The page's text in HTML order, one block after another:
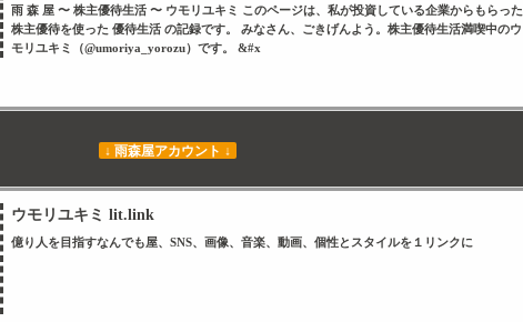
雨 森 屋 〜 株主優待生活 〜 ウモリユキミ このページは、私が投資している企業からもらった
株主優待を使った 優待生活 の記録です。 みなさん、ごきげんよう。株主優待生活満喫中のウ
モリユキミ（@umoriya_yorozu）です。 &#x
↓ 雨森屋アカウント ↓
ウモリユキミ lit.link
億り人を目指すなんでも屋、SNS、画像、音楽、動画、個性とスタイルを１リンクに